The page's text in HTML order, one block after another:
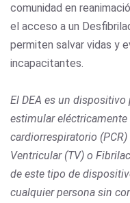
comunidad en
el acceso a un
permiten salvar vidas y
incapacitantes.
El DEA es un
estimular
cardiorrespiratorio
Ventricular (TV) o
de este tipo de
cualquier persona sin